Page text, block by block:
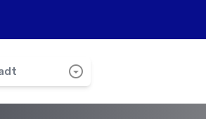
arrow_drop_down_circle